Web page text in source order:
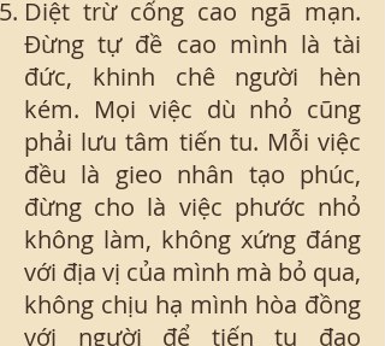
Diệt trừ cống cao ngã mạn.
Đừng tự đề cao mình là tài
đức, khinh chê người hèn
kém. Mọi việc dù nhỏ cũng
phải lưu tâm tiến tu. Mỗi việc
đều là gieo nhân tạo phúc,
đừng cho là việc phước nhỏ
không làm, không xứng đáng
với địa vị của mình mà bỏ qua,
không chịu hạ mình hòa đồng
với người để tiến tu đạo